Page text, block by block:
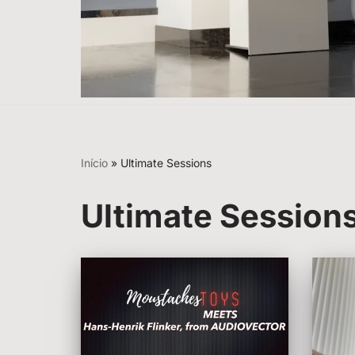
Início » Ultimate Sessions
Ultimate